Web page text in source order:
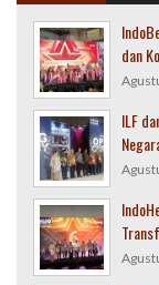
dan
ILF